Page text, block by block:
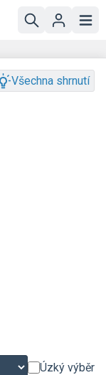
Úzký výběr
Všechna shrnutí